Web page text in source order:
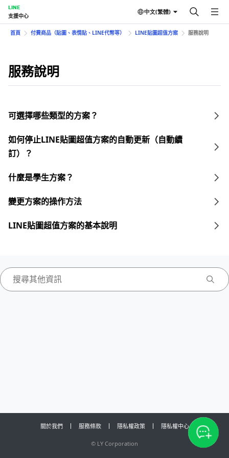
LINE
支援中心
中文(繁體)
首頁 付費商品（貼圖、表情貼、LINE代幣等） LINE貼圖超值方案 服務說明
服務說明
可選擇哪些類型的方案？
如何停止LINE貼圖超值方案的自動更新（自動續
訂）？
什麼是學生方案？
變更方案的操作方法
LINE貼圖超值方案的基本說明
關於我們 服務條款 隱私權政策 隱私權中心
© LY Corporation